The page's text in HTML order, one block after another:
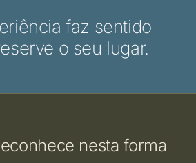
faz sentido
o seu lugar.
nesta forma